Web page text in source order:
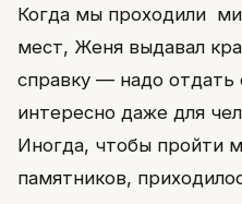
Когда мы проходили
мест, Женя выдавал
справку — надо
интересно даже для
Иногда, чтобы пройти
памятников,